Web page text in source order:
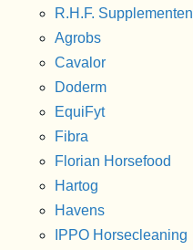
R.H.F. Supplementen
Agrobs
Cavalor
Doderm
EquiFyt
Fibra
Florian Horsefood
Hartog
Havens
IPPO Horsecleaning